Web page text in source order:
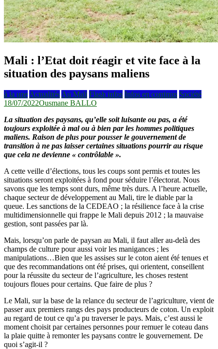
Mali : l’Etat doit réagir et vite face à la
situation des paysans maliens
à la une Actualités Au Mali Flash infos Infos en continus Société
18/07/2022Ousmane BALLO
La situation des paysans, qu’elle soit luisante ou pas, a été
toujours exploitée à mal ou à bien par les hommes politiques
maliens. Raison de plus pour pousser le gouvernement de
transition à ne pas laisser certaines situations pourrir au risque
que cela ne devienne « contrôlable ».
A cette veille d’élections, tous les coups sont permis et toutes les
situations seront exploitées à fond pour séduire l’électorat. Nous
savons que les temps sont durs, même très durs. A l’heure actuelle,
chaque secteur de développement au Mali, tire le diable par la
queue. Les sanctions de la CEDEAO ; la résilience face à la crise
multidimensionnelle qui frappe le Mali depuis 2012 ; la mauvaise
gestion, sont passées par là.
Mais, lorsqu’on parle de paysan au Mali, il faut aller au-delà des
champs de culture pour aussi voir les manigances ; les
manipulations…Bien que les assises sur le coton aient été tenues et
que des recommandations ont été prises, qui orientent, conseillent
pour la réussite du secteur de l’agriculture, les choses restent
toujours floues pour certains. Que faire de plus ?
Le Mali, sur la base de la relance du secteur de l’agriculture, vient de
passer aux premiers rangs des pays producteurs de coton. Un exploit
au regard de tout ce qu’a pu traverser le pays. Mais, c’est aussi le
moment choisit par certaines personnes pour remuer le coteau dans
la plaie quitte à remonter les paysans contre le gouvernement. De
quoi s’agit-il ?